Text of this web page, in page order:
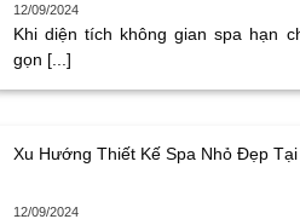
12/09/2024
Khi diện tích không gian spa hạn
gọn [...]
Xu Hướng Thiết Kế Spa Nhỏ Đẹp
12/09/2024